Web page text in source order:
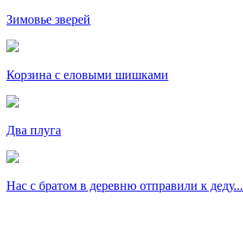
Зимовье зверей
Корзина с еловыми шишками
Два плуга
Нас с братом в деревню отправили к деду...